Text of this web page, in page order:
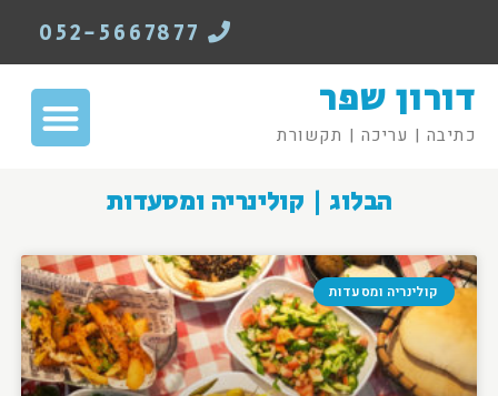
דורון שפר
כתיבה | עריכה | תקשורת
הבלוג | קולינריה ומסעדות
קולינריה ומסעדות